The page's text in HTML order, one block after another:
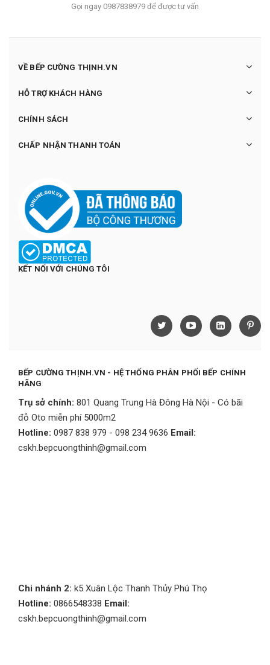
Gọi ngay 0987838979 để được tư vấn
VỀ BẾP CƯỜNG THỊNH.VN
HỖ TRỢ KHÁCH HÀNG
CHÍNH SÁCH
CHẤP NHẬN THANH TOÁN
KẾT NỐI VỚI CHÚNG TÔI
BẾP CƯỜNG THỊNH.VN - HỆ THỐNG PHÂN PHỐI BẾP CHÍNH
HÃNG
Trụ sở chính: 801 Quang Trung Hà Đông Hà Nội - Có bãi
đỗ Oto miễn phí 5000m2
Hotline: 0987 838 979 - 098 234 9636 Email:
cskh.bepcuongthinh@gmail.com
Chi nhánh 2: k5 Xuân Lộc Thanh Thủy Phú Thọ
Hotline: 0866548338 Email:
cskh.bepcuongthinh@gmail.com